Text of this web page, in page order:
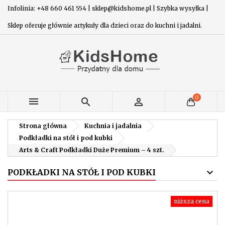
Infolinia: +48 660 461 554 | sklep@kidshome.pl | Szybka wysyłka |
Sklep oferuje głównie artykuły dla dzieci oraz do kuchni i jadalni.
   0
Strona główna
Kuchnia i jadalnia
Podkładki na stół i pod kubki
Arts & Craft Podkładki Duże Premium – 4 szt.
PODKŁADKI NA STÓŁ I POD KUBKI
niższa cena